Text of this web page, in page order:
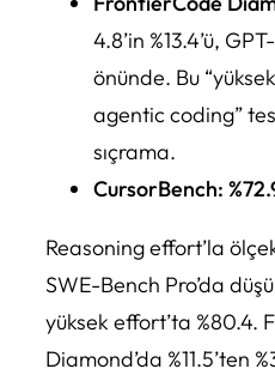
4.8’in %13.4’ü,
önünde. Bu
agentic coding”
sıçrama.
CursorBench:
Reasoning effort’la
SWE-Bench Pro’da
yüksek effort’ta %80.4.
Diamond’da %11.5’ten